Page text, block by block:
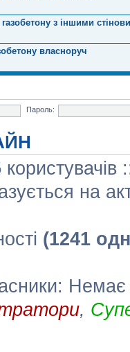
з іншими
власноруч
Пароль:
на
(1241
Немає
,